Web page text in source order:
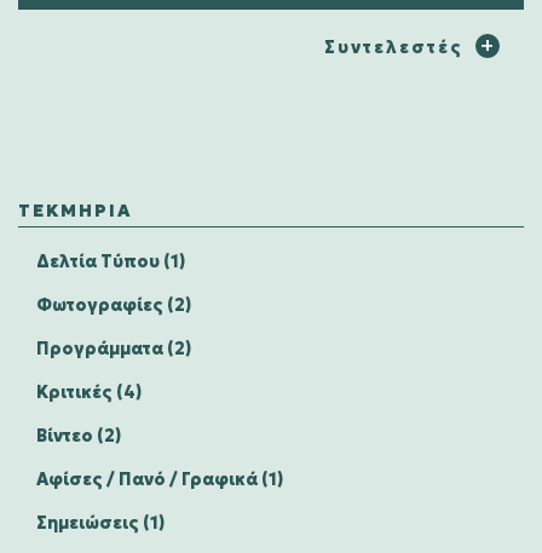
Συντελεστές
ΤΕΚΜΉΡΙΑ
Δελτία Τύπου (1)
Φωτογραφίες (2)
Προγράμματα (2)
Κριτικές (4)
Βίντεο (2)
Αφίσες / Πανό / Γραφικά (1)
Σημειώσεις (1)